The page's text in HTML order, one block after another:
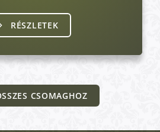
CSOMAGHOZ
RÉSZLETEK